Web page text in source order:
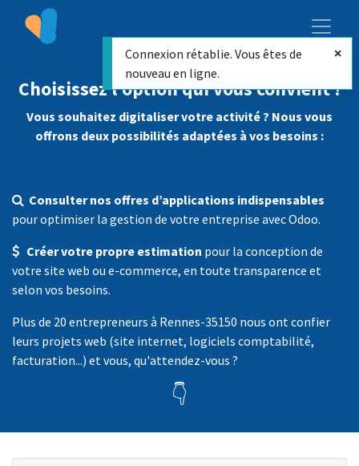
Choisissez l’option qui vous convient !
Vous souhaitez digitaliser votre activité ? Nous vous
offrons deux possibilités adaptées à vos besoins :
Consulter nos offres d’applications indispensables
pour optimiser la gestion de votre entreprise avec Odoo.
Créer votre propre estimation pour la conception de
votre site web ou e-commerce, en toute transparence et
selon vos besoins.
Plus de 20 entrepreneurs à Rennes-35150 nous ont confier
leurs projets web (site internet, logiciels comptabilité,
facturation...) et vous, qu'attendez-vous ?
👇
Connexion rétablie. Vous êtes de
nouveau en ligne.